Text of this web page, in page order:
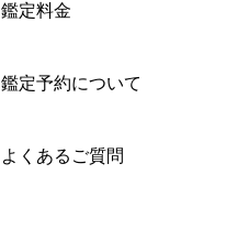
鑑定料金
鑑定予約について
よくあるご質問